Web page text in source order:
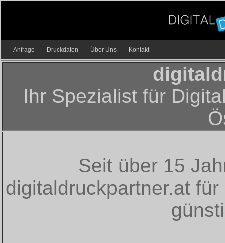
Anfrage Druckdaten Über Uns Kontakt
Ihr Spezialist für
Seit über 15
digitaldruckpartner.at